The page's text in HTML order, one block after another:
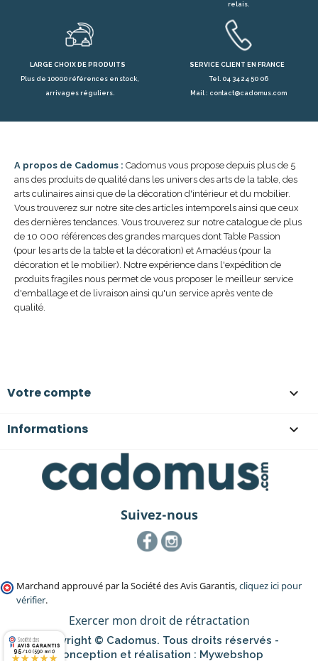
relais.
LARGE CHOIX DE PRODUITS
Plus de 10000 références en stock,
arrivages réguliers.
SERVICE CLIENT EN FRANCE
Tel. 04 34 24 50 06
Mail : contact@cadomus.com
A propos de Cadomus : Cadomus vous propose depuis plus de 5
ans des produits de qualité dans les univers des arts de la table, des
arts culinaires ainsi que de la décoration d'intérieur et du mobilier.
Vous trouverez sur notre site des articles intemporels ainsi que ceux
des dernières tendances. Vous trouverez sur notre catalogue de plus
de 10 000 références des grandes marques dont Table Passion
(pour les arts de la table et la décoration) et Amadéus (pour la
décoration et le mobilier). Notre expérience dans l'expédition de
produits fragiles nous permet de vous proposer le meilleur service
d'emballage et de livraison ainsi qu'un service après vente de
qualité.
Votre compte 
Informations 
Suivez-nous
FacebookInstagram
Marchand approuvé par la Société des Avis Garantis,cliquez ici pour
vérifier.
Exercer mon droit de rétractation
Copyright © Cadomus. Tous droits réservés -
Conception et réalisation : Mywebshop
9.5/10 (590 avis)